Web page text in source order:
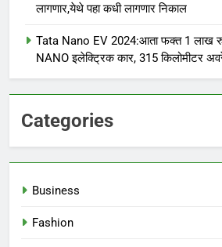
लागणार,येथे पहा कधी लागणार निकाल
Tata Nano EV 2024:आता फक्त 1 लाख
NANO इलेक्ट्रिक कार, 315 किलोमीटर
Categories
Business
Fashion